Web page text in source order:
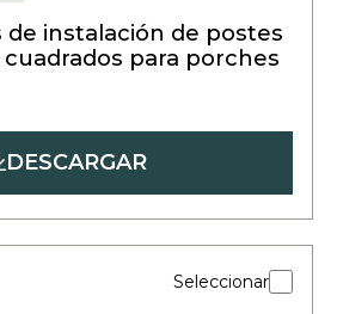
instalación de postes
para porches
DESCARGAR
Seleccionar